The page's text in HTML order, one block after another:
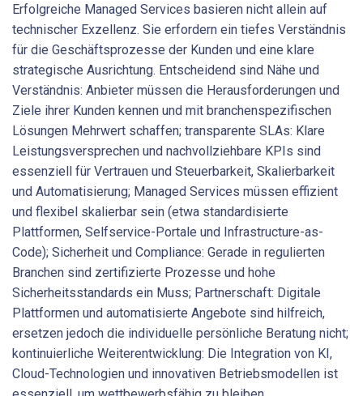
Erfolgreiche Managed Services basieren nicht allein auf
technischer Exzellenz. Sie erfordern ein tiefes Verständnis
für die Geschäftsprozesse der Kunden und eine klare
strategische Ausrichtung. Entscheidend sind Nähe und
Verständnis: Anbieter müssen die Herausforderungen und
Ziele ihrer Kunden kennen und mit branchenspezifischen
Lösungen Mehrwert schaffen; transparente SLAs: Klare
Leistungsversprechen und nachvollziehbare KPIs sind
essenziell für Vertrauen und Steuerbarkeit, Skalierbarkeit
und Automatisierung; Managed Services müssen effizient
und flexibel skalierbar sein (etwa standardisierte
Plattformen, Selfservice-Portale und Infrastructure-as-
Code); Sicherheit und Compliance: Gerade in regulierten
Branchen sind zertifizierte Prozesse und hohe
Sicherheitsstandards ein Muss; Partnerschaft: Digitale
Plattformen und automatisierte Angebote sind hilfreich,
ersetzen jedoch die individuelle persönliche Beratung nicht;
kontinuierliche Weiterentwicklung: Die Integration von KI,
Cloud-Technologien und innovativen Betriebsmodellen ist